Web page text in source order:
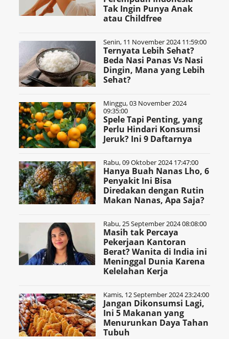
Tak Ingin Punya Anak
atau Childfree
Senin, 11 November 2024 11:59:00
Ternyata Lebih Sehat?
Beda Nasi Panas Vs Nasi
Dingin, Mana yang Lebih
Sehat?
Minggu, 03 November 2024
09:35:00
Spele Tapi Penting, yang
Perlu Hindari Konsumsi
Jeruk? Ini 9 Daftarnya
Rabu, 09 Oktober 2024 17:47:00
Hanya Buah Nanas Lho, 6
Penyakit Ini Bisa
Diredakan dengan Rutin
Makan Nanas, Apa Saja?
Rabu, 25 September 2024 08:08:00
Masih tak Percaya
Pekerjaan Kantoran
Berat? Wanita di India ini
Meninggal Dunia Karena
Kelelahan Kerja
Kamis, 12 September 2024 23:24:00
Jangan Dikonsumsi Lagi,
Ini 5 Makanan yang
Menurunkan Daya Tahan
Tubuh